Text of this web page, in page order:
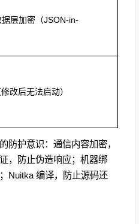
层加密（JSON-in-
改后无法启动）
防护意识：通信内容加密，
，防止伪造响应；机器绑
Nuitka 编译，防止源码还